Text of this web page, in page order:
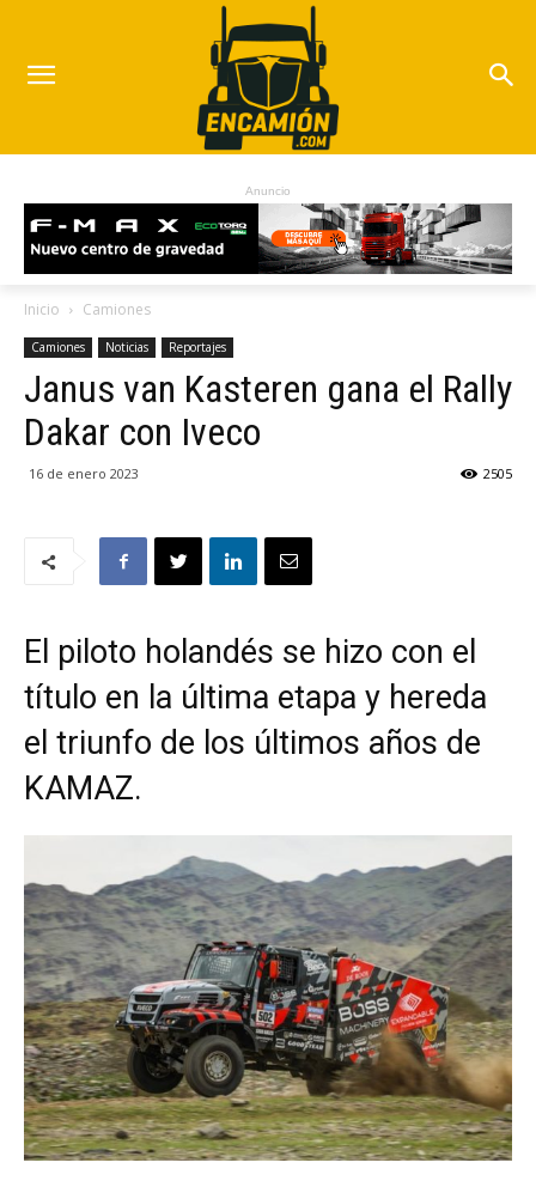
Anuncio
Inicio Camiones
Camiones Noticias Reportajes
Janus van Kasteren gana el Rally
Dakar con Iveco
16 de enero 2023 2505
El piloto holandés se hizo con el
título en la última etapa y hereda
el triunfo de los últimos años de
KAMAZ.